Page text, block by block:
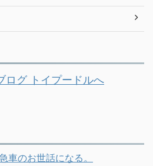
車のお世話になる。